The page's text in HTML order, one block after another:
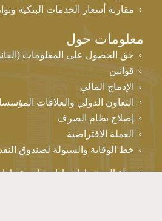
مقارنة أسعار الخدمات البنكية
معلومات حول
حق الحصول على المعلومات (القانون
قوانين
الإدماج المالي
التعاون الدولي والعلاقات
إصلاح نظام الصرف
العملة الافتراضية
خط الوقاية والسيولة لصندوق
خريطة الموقع إشعارات قانونية